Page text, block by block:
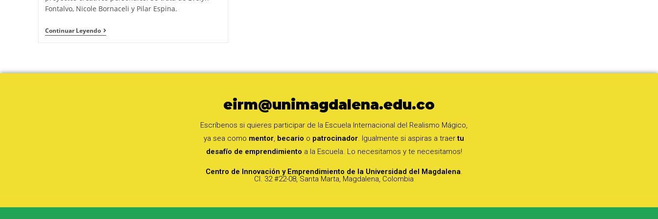
Fontalvo, Nicole Bornaceli y Pilar Espina.
Continuar Leyendo
eirm@unimagdalena.edu.co
Escríbenos si quieres participar de la Escuela Internacional del Realismo Mágico,
ya sea como mentor, becario o patrocinador. Igualmente si aspiras a traertu
desafío de emprendimiento a la Escuela. Lo necesitamos y te necesitamos!
Centro de Innovación y Emprendimiento de la Universidad del Magdalena.
Cl. 32 #22-08, Santa Marta, Magdalena, Colombia